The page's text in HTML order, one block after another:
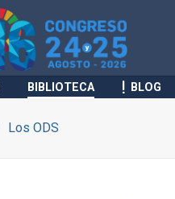
BIBLIOTECA BLOG
Los ODS